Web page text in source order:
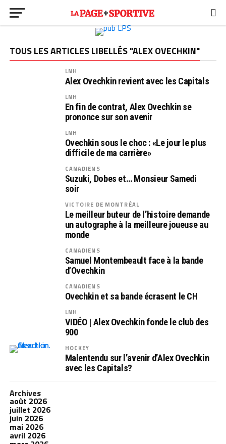
TOUS LES ARTICLES LIBELLÉS "ALEX OVECHKIN"
LNH
Alex Ovechkin revient avec les Capitals
LNH
En fin de contrat, Alex Ovechkin se
prononce sur son avenir
LNH
Ovechkin sous le choc : «Le jour le plus
difficile de ma carrière»
CANADIENS
Suzuki, Dobes et… Monsieur Samedi
soir
VICTOIRE DE MONTRÉAL
Le meilleur buteur de l’histoire demande
un autographe à la meilleure joueuse au
monde
CANADIENS
Samuel Montembeault face à la bande
d’Ovechkin
CANADIENS
Ovechkin et sa bande écrasent le CH
LNH
VIDÉO | Alex Ovechkin fonde le club des
900
HOCKEY
Malentendu sur l’avenir d’Alex Ovechkin
avec les Capitals?
Archives
août 2026
juillet 2026
juin 2026
mai 2026
avril 2026